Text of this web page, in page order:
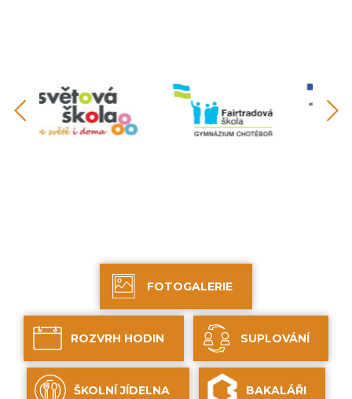
FOTOGALERIE
ROZVRH HODIN SUPLOVÁNÍ
ŠKOLNÍ JÍDELNA BAKALÁŘI